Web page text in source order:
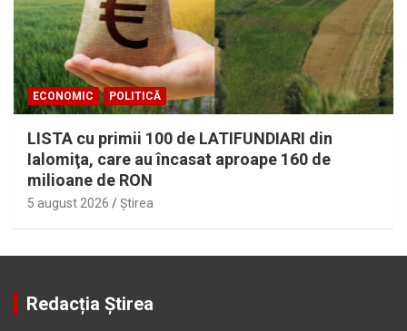
ECONOMIC POLITICĂ
LISTA cu primii 100 de LATIFUNDIARI din
Ialomiţa, care au încasat aproape 160 de
milioane de RON
5 august 2026 Ştirea
Redacția Știrea